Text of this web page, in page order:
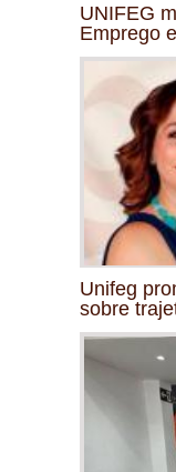
UNIFEG
Emprego
Unifeg
sobre